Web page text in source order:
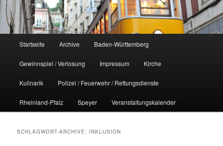
Startseite Archive Baden-Württemberg
Gewinnspiel / Verlosung Impressum Kirche
Kulinarik Polizei / Feuerwehr / Rettungsdienste
Rheinland-Pfalz Speyer Veranstaltungskalender
SCHLAGWORT-ARCHIVE: INKLUSION